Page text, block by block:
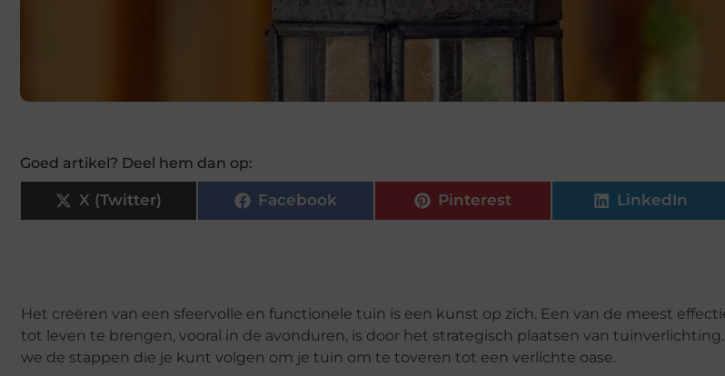
Goed artikel? Deel hem dan op:
X (Twitter) Facebook Pinterest LinkedIn
Het creëren van een sfeervolle en functionele tuin is een kunst op zich. Een van de meest
tot leven te brengen, vooral in de avonduren, is door het strategisch plaatsen van
we de stappen die je kunt volgen om je tuin om te toveren tot een verlichte oase.